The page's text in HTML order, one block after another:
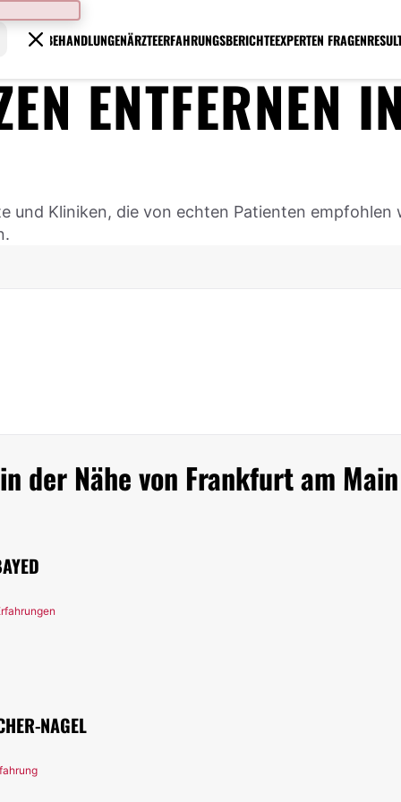
BEHANDLUNGENÄRZTEERFAHRUNGSBERICHTEEXPERTEN FRAGEN
ENTFERNEN
und Kliniken, die von echten Patienten
der Nähe von Frankfurt am Main
NAGEL